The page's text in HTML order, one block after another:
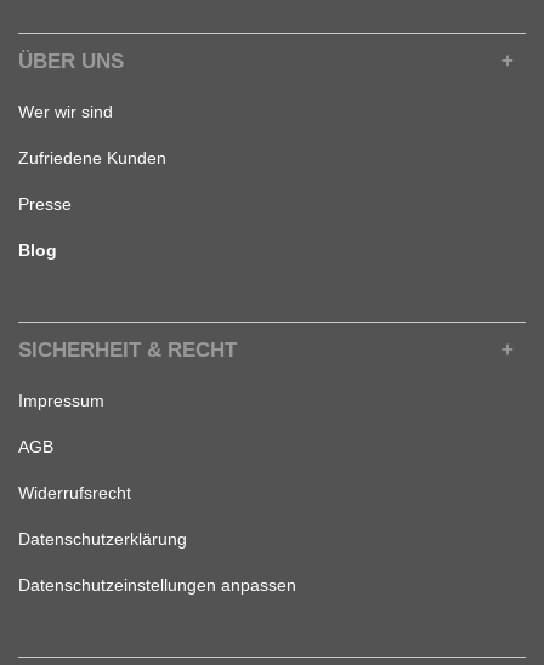
ÜBER UNS
Wer wir sind
Zufriedene Kunden
Presse
Blog
SICHERHEIT & RECHT
Impressum
AGB
Widerrufsrecht
Datenschutzerklärung
Datenschutzeinstellungen anpassen